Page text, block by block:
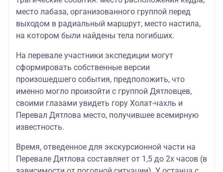
место лабаза, организованного группой перед
выходом в радиальный маршрут, место настила,
на котором были найдены тела погибших.
На перевале участники экспедиции могут
сформировать собственные версии
произошедшего события, предположить, что
именно могло произойти с группой Дятловцев,
своими глазами увидеть гору Холат-чахль и
Перевал Дятлова место, получившее всемирную
известность.
Время, отведенное для экскурсионной части на
Перевале Дятлова составляет от 1,5 до 2х часов (в